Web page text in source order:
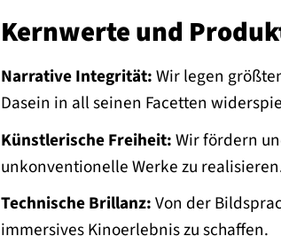
Kernwerte und
Narrative Integrität:Wir legen
Dasein in all seinen Facetten
Künstlerische Freiheit:Wir fördern
unkonventionelle Werke zu
Technische Brillanz:Von der
immersives Kinoerlebnis zu schaffen.